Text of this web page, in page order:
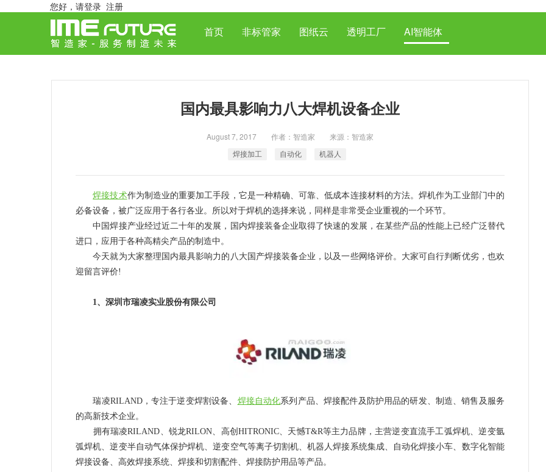
您好， 请登录 注册
首页 非标管家 图纸云 透明工厂 AI智能体
国内最具影响力八大焊机设备企业
August 7, 2017 作者：智造家 来源：智造家
焊接加工
自动化 机器人
焊接技术作为制造业的重要加工手段，它是一种精确、可靠、低成本连接材料的方法。焊机作为工业部门中的
必备设备，被广泛应用于各行各业。所以对于焊机的选择来说，同样是非常受企业重视的一个环节。
中国焊接产业经过近二十年的发展，国内焊接装备企业取得了快速的发展，在某些产品的性能上已经广泛替代
进口，应用于各种高精尖产品的制造中。
今天就为大家整理国内最具影响力的八大国产焊接装备企业，以及一些网络评价。大家可自行判断优劣，也欢
迎留言评价!
1、深圳市瑞凌实业股份有限公司
瑞凌RILAND，专注于逆变焊割设备、 焊接自动化系列产品、焊接配件及防护用品的研发、制造、销售及服务
的高新技术企业。
拥有瑞凌RILAND、锐龙RILON、高创HITRONIC、天憾T&R等主力品牌，主营逆变直流手工弧焊机、逆变氩
弧焊机、逆变半自动气体保护焊机、逆变空气等离子切割机、机器人焊接系统集成、自动化焊接小车、数字化智能
焊接设备、高效焊接系统、焊接和切割配件、焊接防护用品等产品。